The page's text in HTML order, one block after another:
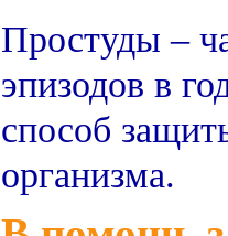
Простуды –
эпизодов в
способ
организма.